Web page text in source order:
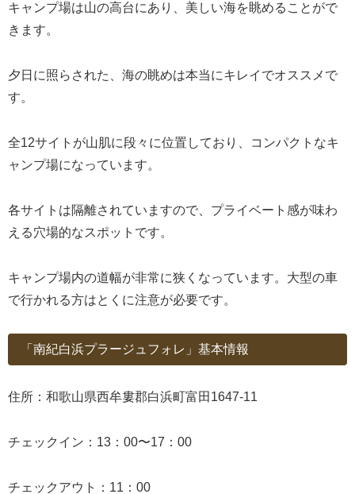
キャンプ場は山の高台にあり、美しい海を眺めることがで
きます。
夕日に照らされた、海の眺めは本当にキレイでオススメで
す。
全12サイトが山肌に段々に位置しており、コンパクトなキ
ャンプ場になっています。
各サイトは隔離されていますので、プライベート感が味わ
える穴場的なスポットです。
キャンプ場内の道幅が非常に狭くなっています。大型の車
で行かれる方はとくに注意が必要です。
「南紀白浜プラージュフォレ」基本情報
住所：和歌山県西牟婁郡白浜町富田1647-11
チェックイン：13：00〜17：00
チェックアウト：11：00